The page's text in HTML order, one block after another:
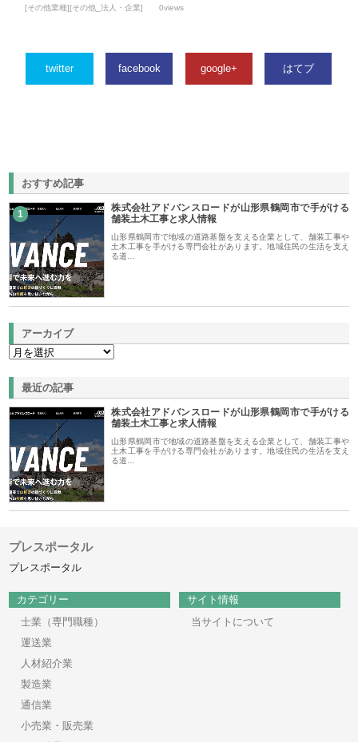
[その他業種][その他_法人・企業] 0views
twitter facebook google+ はてブ
おすすめ記事
1
株式会社アドバンスロードが山形県鶴岡市で手がける
舗装土木工事と求人情報
山形県鶴岡市で地域の道路基盤を支える企業として、舗装工事や
土木工事を手がける専門会社があります。地域住民の生活を支え
る道…
アーカイブ
最近の記事
株式会社アドバンスロードが山形県鶴岡市で手がける
舗装土木工事と求人情報
山形県鶴岡市で地域の道路基盤を支える企業として、舗装工事や
土木工事を手がける専門会社があります。地域住民の生活を支え
る道…
プレスポータル
プレスポータル
カテゴリー
士業（専門職種）
運送業
人材紹介業
製造業
通信業
小売業・販売業
サイト情報
当サイトについて